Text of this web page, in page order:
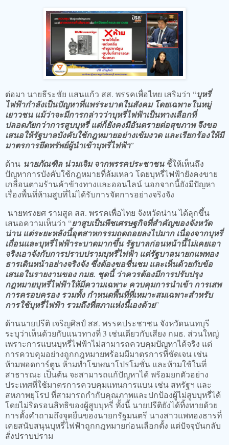
ต่อมา นายธีระชัย แสนแก้ว สส. พรรคเพื่อไทย เสริมว่า “บุหรี่
ไฟฟ้ากำลังเป็นปัญหาที่แพร่ระบาดในสังคม โดยเฉพาะในหมู่
เยาวชน แม้ว่าจะมีการกล่าวว่าบุหรี่ไฟฟ้าเป็นทางเลือกที่
ปลอดภัยกว่าการสูบบุหรี่ แต่ก็ยังคงมีอันตรายต่อสุขภาพ จึงขอ
เสนอให้รัฐบาลบังคับใช้กฎหมายอย่างเข้มงวด และเรียกร้องให้มี
มาตรการยึดทรัพย์ผู้นำเข้าบุหรี่ไฟฟ้า”
ด้าน นายภัณฑิล น่วมเจิม จากพรรคประชาชนชี้ให้เห็นถึง
ปัญหาการบังคับใช้กฎหมายที่ล้มเหลว โดยบุหรี่ไฟฟ้ายังคงขาย
เกลื่อนตามร้านค้าข้างทางและออนไลน์ นอกจากนี้ยังมีปัญหา
เรื่องพื้นที่ห้ามสูบที่ไม่ได้รับการจัดการอย่างจริงจัง
นายทรงยศ รามสูต สส. พรรคเพื่อไทย จังหวัดน่าน ได้ลุกขึ้น
เสนอความเห็นว่า “ยาสูบเป็นพืชเศรษฐกิจที่สำคัญของจังหวัด
น่าน แต่ระยะหลังนี้อุตสาหกรรมถดถอยลงไปมาก เนื่องจากบุหรี่
เถื่อนและบุหรี่ไฟฟ้าระบาดมากขึ้น รัฐบาลก่อนหน้านี้ไม่เคยเอา
จริงเอาจังกับการปราบปรามบุหรี่ไฟฟ้า แต่รัฐบาลนายกแพทอง
ธารเดินหน้าอย่างจริงจัง ซึ่งต้องขอชื่นชม และเห็นด้วยกับข้อ
เสนอในรายงานของ กมธ. ชุดนี้ ว่าควรต้องมีการปรับปรุง
กฎหมายบุหรี่ไฟฟ้าให้มีความเฉพาะ ควบคุมการนำเข้า การเสพ
การครอบครอง รวมทั้ง กำหนดพื้นที่ที่เหมาะสมเฉพาะสำหรับ
การใช้บุหรี่ไฟฟ้า รวมถึงที่สภาแห่งนี้เองด้วย”
ด้านนายปรีติ เจริญศิลป์ สส. พรรคประชาชน จังหวัดนนทบุรี
ระบุว่าเห็นด้วยกับแนวทางที่ 3 เช่นเดียวกับเสียง กมธ. ส่วนใหญ่
เพราะการแบนบุหรี่ไฟฟ้าไม่สามารถควบคุมปัญหาได้จริง แต่
การควบคุมอย่างถูกกฎหมายพร้อมมีมาตรการที่ชัดเจน เช่น
ห้ามพอดการ์ตูน ห้ามทำโฆษณาโปรโมชั่น และห้ามใช้ในที่
สาธารณะ เป็นต้น จะสามารถแก้ปัญหาได้ พร้อมยกตัวอย่าง
ประเทศที่ใช้มาตรการควบคุมแทนการแบน เช่น สหรัฐฯ และ
สหภาพยุโรป ที่สามารถกำกับคุณภาพและปกป้องผู้ไม่สูบบุหรี่ได้
โดยไม่ริดรอนสิทธิของผู้สูบบุหรี่ ทั้งนี้ นายปรีติยังได้ทิ้งทายด้วย
การตั้งคำถามถึงจุดยืนของนายกรัฐมนตรี นางสาวแพทองธารที่
เคยสนับสนุนบุหรี่ไฟฟ้าถูกกฎหมายก่อนเลือกตั้ง แต่ปัจจุบันกลับ
สั่งปราบปราม